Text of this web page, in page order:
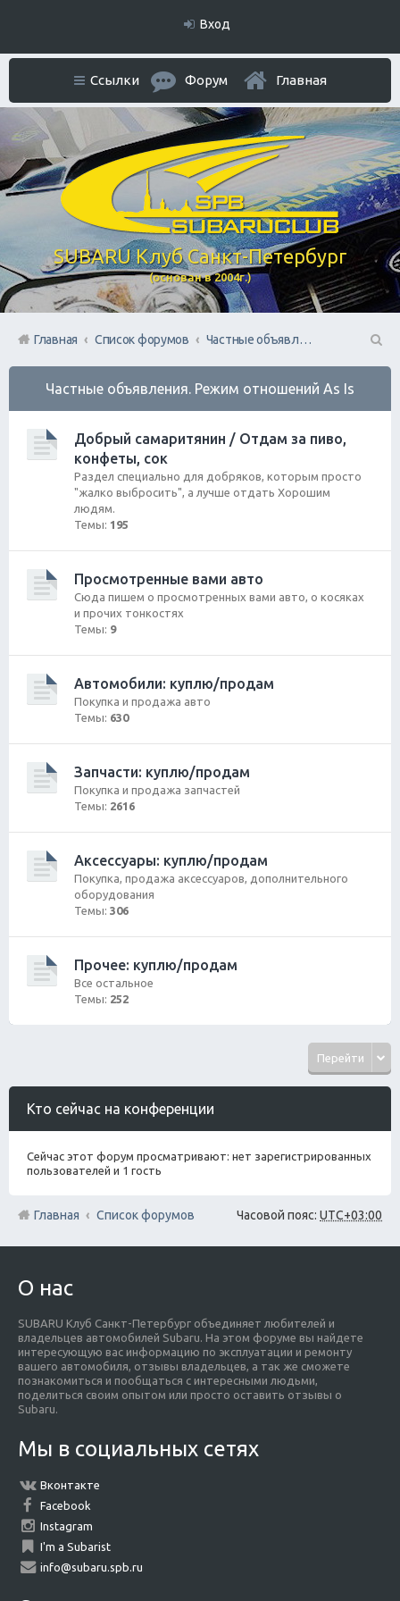
Вход
SUBARU Клуб Санкт-Петербург
(основан в 2004г.)
Ссылки Форум Главная
Главная Список форумов
Частные объявления. Режим отношений As Is
П
Частные объявления. Режим отношений As Is
Добрый самаритянин / Отдам за пиво,
конфеты, сок
Раздел специально для добряков, которым просто
"жалко выбросить", а лучше отдать Хорошим
людям.
Темы: 195
Просмотренные вами авто
Сюда пишем о просмотренных вами авто, о косяках
и прочих тонкостях
Темы: 9
Автомобили: куплю/продам
Покупка и продажа авто
Темы: 630
Запчасти: куплю/продам
Покупка и продажа запчастей
Темы: 2616
Аксессуары: куплю/продам
Покупка, продажа аксессуаров, дополнительного
оборудования
Темы: 306
Прочее: куплю/продам
Все остальное
Темы: 252
Перейти
Кто сейчас на конференции
Сейчас этот форум просматривают: нет зарегистрированных
пользователей и 1 гость
Часовой пояс: UTC+03:00
Главная Список форумов
О нас
SUBARU Клуб Санкт-Петербург объединяет любителей и
владельцев автомобилей Subaru. На этом форуме вы найдете
интересующую вас информацию по эксплуатации и ремонту
вашего автомобиля, отзывы владельцев, а так же сможете
познакомиться и пообщаться с интересными людьми,
поделиться своим опытом или просто оставить отзывы о
Subaru.
Мы в социальных сетях
Вконтакте
Facebook
Instagram
I'm a Subarist
info@subaru.spb.ru